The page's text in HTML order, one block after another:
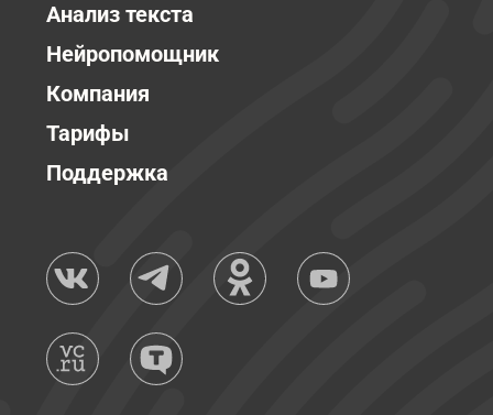
Анализ текста
Нейропомощник
Компания
Тарифы
Поддержка